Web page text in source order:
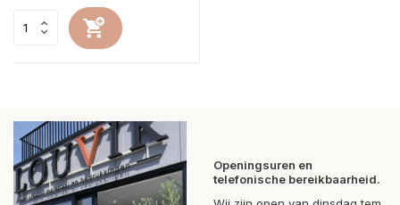
Openingsuren en
telefonische bereikbaarheid.